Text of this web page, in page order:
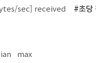
sec] received #초당
max